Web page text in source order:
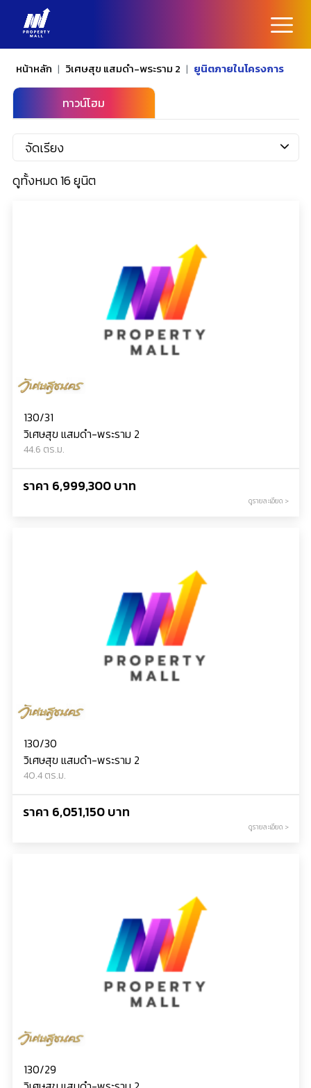
หน้าหลัก วิเศษสุข แสมดำ-พระราม 2 ยูนิตภายในโครงการ
ทาวน์โฮม
ดูทั้งหมด 16 ยูนิต
130/31
วิเศษสุข แสมดำ-พระราม 2
44.6 ตร.ม.
ราคา 6,999,300 บาท
ดูรายละเอียด >
130/30
วิเศษสุข แสมดำ-พระราม 2
40.4 ตร.ม.
ราคา 6,051,150 บาท
ดูรายละเอียด >
130/29